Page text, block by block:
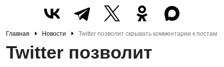
Главная Новости Twitter позволит скрывать комментарии к постам
Twitter позволит